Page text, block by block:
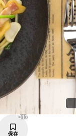
317
保存